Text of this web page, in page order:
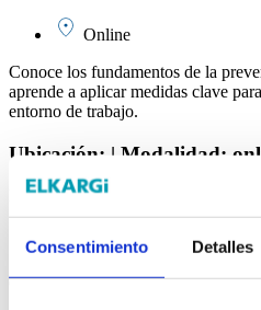
Consentimiento Detalles
Online
Conoce los fundamentos de la
aprende a aplicar medidas clave
entorno de trabajo.
Ubicación: | Modalidad:
Fecha de inicio: 19/08/2026
Días de formación
Horario
19/08/2026
Por determinar
Curso básico de prevención de